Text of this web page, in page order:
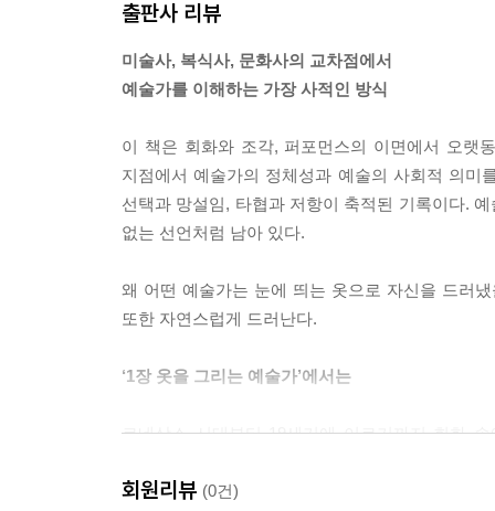
비판이 담긴 스트리트 스타일 _장 미셸 바스키아
영국적 위트가 깃든 스타일의 대가 _데이비드 호크
4장 최고의 파트너: 예술과 패션
1 미술관에 들어간 패션 디자이너
2 패션을 창조하는 예술가
참고문헌
인물 찾아보기
출판사 리뷰
미술사, 복식사, 문화사의 교차점에서
예술가를 이해하는 가장 사적인 방식
이 책은 회화와 조각, 퍼포먼스의 이면에서 오랫
지점에서 예술가의 정체성과 예술의 사회적 의미
선택과 망설임, 타협과 저항이 축적된 기록이다.
없는 선언처럼 남아 있다.
왜 어떤 예술가는 눈에 띄는 옷으로 자신을 드러
또한 자연스럽게 드러난다.
‘1장 옷을 그리는 예술가’에서는
르네상스 시대부터 19세기에 이르기까지 회화
조망한다.
회원리뷰 (0건)